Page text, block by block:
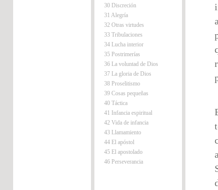
30 Discreción
31 Alegría
32 Otras virtudes
33 Tribulaciones
34 Lucha interior
35 Postrimerías
36 La voluntad de Dios
37 La gloria de Dios
38 Proselitismo
39 Cosas pequeñas
40 Táctica
41 Infancia espiritual
42 Vida de infancia
43 Llamamiento
44 El apóstol
45 El apostolado
46 Perseverancia